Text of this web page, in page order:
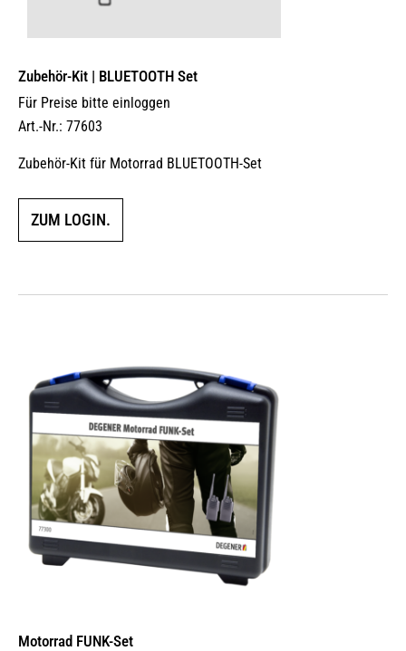
Zubehör-Kit | BLUETOOTH Set
Für Preise bitte einloggen
Art.-Nr.: 77603
Zubehör-Kit für Motorrad BLUETOOTH-Set
ZUM LOGIN.
Motorrad FUNK-Set